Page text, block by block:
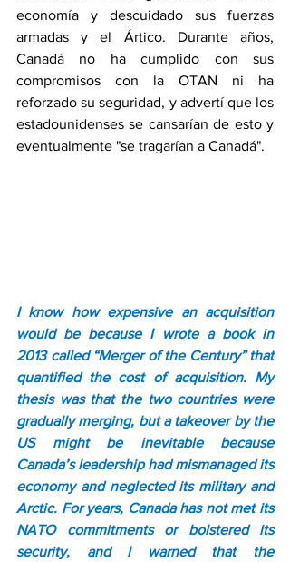
economía y descuidado sus fuerzas
armadas y el Ártico. Durante años,
Canadá no ha cumplido con sus
compromisos con la OTAN ni ha
reforzado su seguridad, y advertí que los
estadounidenses se cansarían de esto y
eventualmente "se tragarían a Canadá".
I know how expensive an acquisition
would be because I wrote a book in
2013 called “Merger of the Century” that
quantified the cost of acquisition. My
thesis was that the two countries were
gradually merging, but a takeover by the
US might be inevitable because
Canada’s leadership had mismanaged its
economy and neglected its military and
Arctic. For years, Canada has not met its
NATO commitments or bolstered its
security, and I warned that the